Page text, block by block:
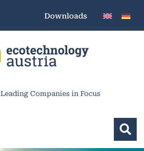
Downloads
Leading Companies in Focus